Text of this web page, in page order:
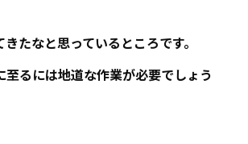
たなと思っているところです。
至るには地道な作業が必要でしょう